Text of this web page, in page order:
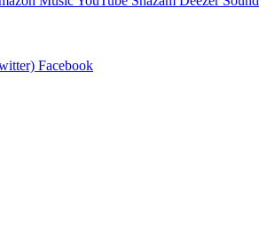
Facebook